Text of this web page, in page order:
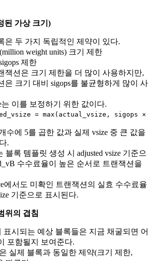
된 가상 크기)
은 두 가지 독립적인 제약이 있다.
weight units) 크기 제한
제한
잭션은 크기 제한을 더 많이 사용하지만,
은 크기 대비 sigops를 불균형하게 많이 사
는 이를 보정하기 위한 값이다.
= max(actual_vsize, sigops ×
수에 5를 곱한 값과 실제 vsize 중 큰 값을
.
블록 템플릿 생성 시 adjusted vsize 기준으
수수료율이 높은 순서로 트랜잭션을
에서도 미확인 트랜잭션의 실효 수수료율
기준으로 표시된다.
위의 겹침
표시되는 예상 블록들은 지금 채굴되면 어
포함될지 보여준다.
실제 블록과 동일한 제약(크기 제한,